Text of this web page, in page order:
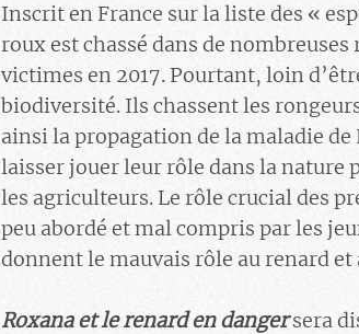
Inscrit en France sur la liste des «
roux est chassé dans de
victimes en 2017. Pourtant, loin
biodiversité. Ils chassent les
ainsi la propagation de la maladie
laisser jouer leur rôle dans la nature
les agriculteurs. Le rôle crucial des
peu abordé et mal compris par les
donnent le mauvais rôle au renard et
Roxana et le renard en dangersera